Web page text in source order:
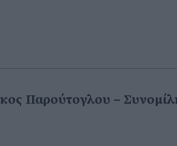
Παρούτογλου –